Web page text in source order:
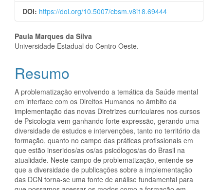
DOI: https://doi.org/10.5007/cbsm.v8i18.69444
Conteúdo
artigo
principal
Paula Marques da Silva
Universidade Estadual do Centro Oeste.
Resumo
A problematização envolvendo a temática da Saúde mental
em interface com os Direitos Humanos no âmbito da
implementação das novas Diretrizes curriculares nos cursos
de Psicologia vem ganhando forte expressão, gerando uma
diversidade de estudos e intervenções, tanto no território da
formação, quanto no campo das práticas profissionais em
que estão inseridos/as os/as psicólogos/as do Brasil na
atualidade. Neste campo de problematização, entende-se
que a diversidade de publicações sobre a implementação
das DCN torna-se uma fonte de análise fundamental para